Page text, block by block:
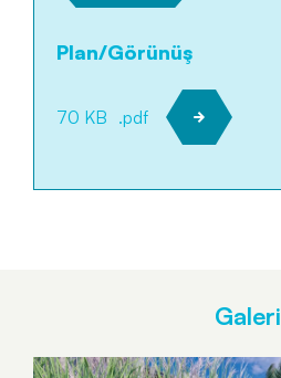
Plan/Görünüş
70 KB .pdf
Galeri